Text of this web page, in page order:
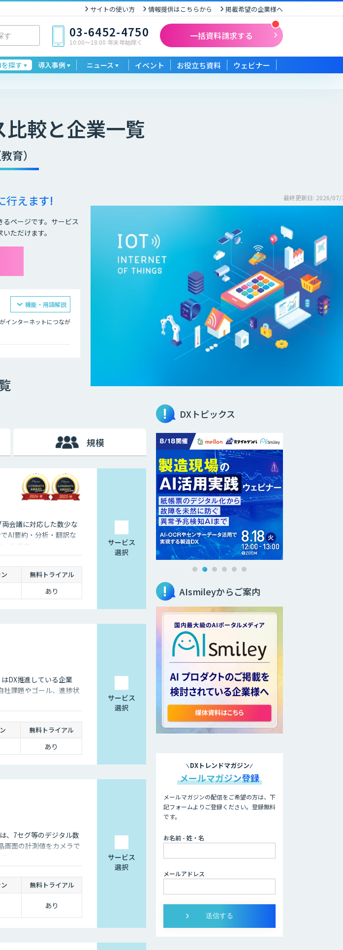
サイトの使い方 情報提供はこちらから 掲載希望の企業様へ
03-6452-4750
10:00〜18:00 年末年始除く
一括資料請求する
探す 導入事例 ニュース イベント お役立ち資料 ウェビナー
比較と企業一覧
教育）
行えます!
ページです。サービス
ただけます。
最終更新日: 2026/07/
インターネットにつなが
ったモノを、リモコン
機能・用語解説
規模
会議に対応した数少な
AI要約・分析・翻訳な
ルです。
無料トライアル
あり
サービス
選択
DX推進している企業
社課題やゴール、進捗状
無料トライアル
あり
サービス
選択
、7セグ等のデジタル数
画面の計測値をカメラで
無料トライアル
あり
サービス
選択
DXトピックス
AIsmileyからご案内
DXトレンドマガジン
メールマガジン登録
メールマガジンの配信をご希望の方は、下
記フォームよりご登録ください。登録無料
です。
お名前 - 姓・名
メールアドレス